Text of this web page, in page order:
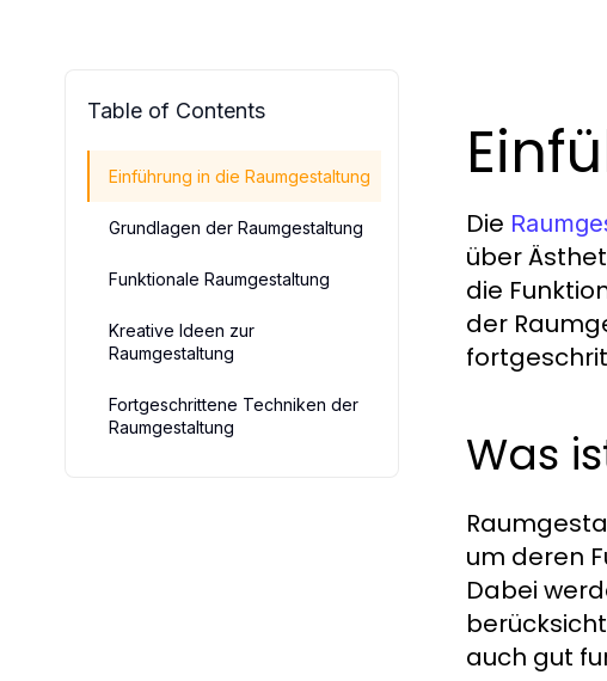
Table of Contents
Einführung in die Raumgestaltung
Grundlagen der Raumgestaltung
Funktionale Raumgestaltung
Kreative Ideen zur
Raumgestaltung
Fortgeschrittene Techniken der
Raumgestaltung
Die
über
die
der
Was
um deren
Dabei
auch gut